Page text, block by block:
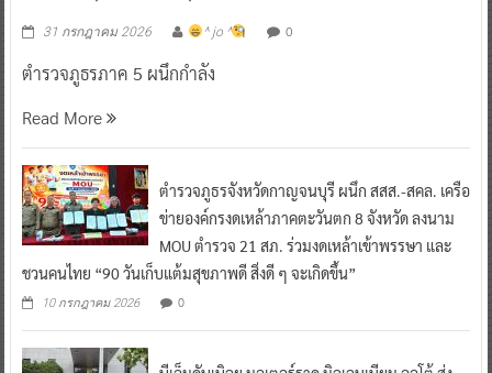
31 กรกฎาคม 2026 ^ jo ^ 0
ตำรวจภูธรภาค 5 ผนึกกำลัง
Read More
ตำรวจภูธรจังหวัดกาญจนบุรี ผนึก สสส.-สคล. เครือ
ข่ายองค์กรงดเหล้าภาคตะวันตก 8 จังหวัด ลงนาม
MOU ตำรวจ 21 สภ. ร่วมงดเหล้าเข้าพรรษา และ
ชวนคนไทย “90 วันเก็บแต้มสุขภาพดี สิ่งดี ๆ จะเกิดขึ้น”
10 กรกฎาคม 2026 0